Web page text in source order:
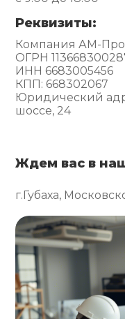
Реквизиты:
Компания АМ-
ОГРН
ИНН 6683005456
КПП: 668302067
Юридический
шоссе, 24
Ждем вас в
г.Губаха,